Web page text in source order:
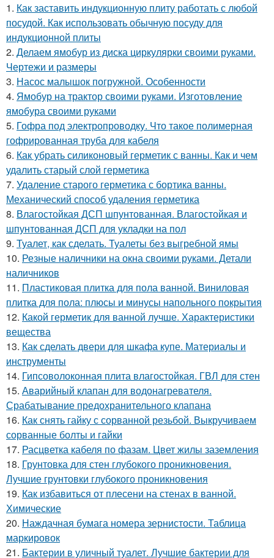
1. Как заставить индукционную плиту работать с любой
посудой. Как использовать обычную посуду для
индукционной плиты
2. Делаем ямобур из диска циркулярки своими руками.
Чертежи и размеры
3. Насос малышок погружной. Особенности
4. Ямобур на трактор своими руками. Изготовление
ямобура своими руками
5. Гофра под электропроводку. Что такое полимерная
гофрированная труба для кабеля
6. Как убрать силиконовый герметик с ванны. Как и чем
удалить старый слой герметика
7. Удаление старого герметика с бортика ванны.
Механический способ удаления герметика
8. Влагостойкая ДСП шпунтованная. Влагостойкая и
шпунтованная ДСП для укладки на пол
9. Туалет, как сделать. Туалеты без выгребной ямы
10. Резные наличники на окна своими руками. Детали
наличников
11. Пластиковая плитка для пола ванной. Виниловая
плитка для пола: плюсы и минусы напольного покрытия
12. Какой герметик для ванной лучше. Характеристики
вещества
13. Как сделать двери для шкафа купе. Материалы и
инструменты
14. Гипсоволоконная плита влагостойкая. ГВЛ для стен
15. Аварийный клапан для водонагревателя.
Срабатывание предохранительного клапана
16. Как снять гайку с сорванной резьбой. Выкручиваем
сорванные болты и гайки
17. Расцветка кабеля по фазам. Цвет жилы заземления
18. Грунтовка для стен глубокого проникновения.
Лучшие грунтовки глубокого проникновения
19. Как избавиться от плесени на стенах в ванной.
Химические
20. Наждачная бумага номера зернистости. Таблица
маркировок
21. Бактерии в уличный туалет. Лучшие бактерии для